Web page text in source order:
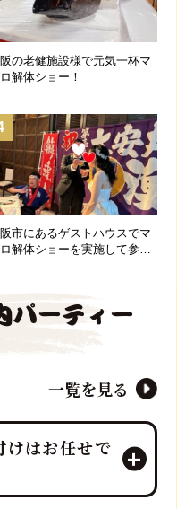
の老健施設様で元気一杯マ
解体ショー！
市にあるゲストハウスでマ
解体ショーを実施して参り
パーティー
一覧を見る
けはお任せで